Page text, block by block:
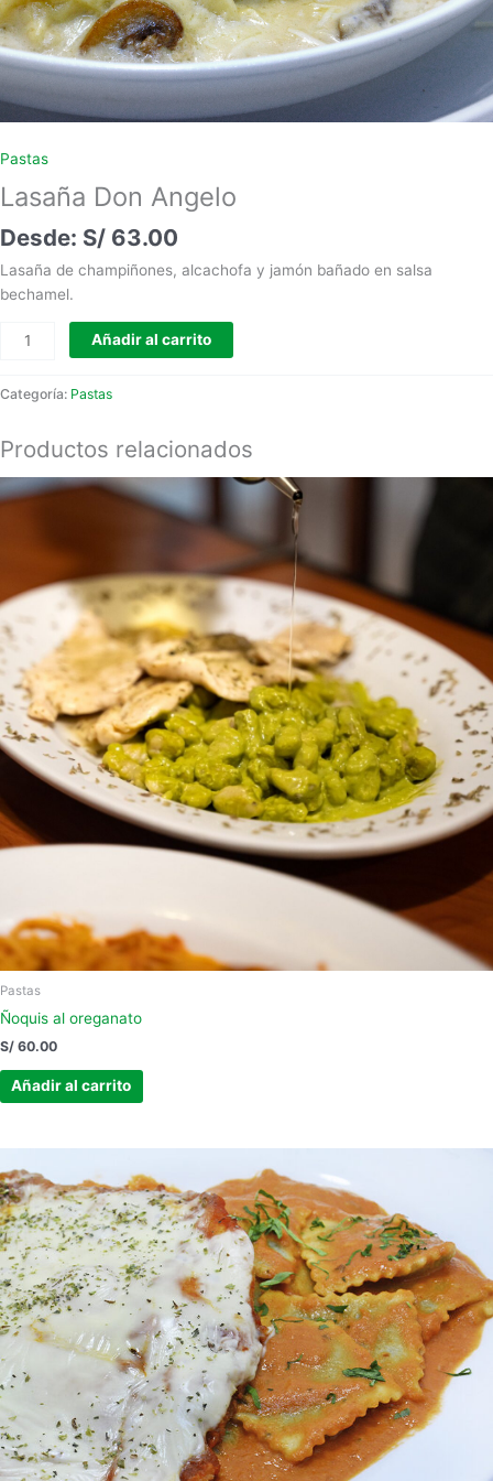
Pastas
Lasaña Don Angelo
S/ 63.00
Lasaña de champiñones, alcachofa y jamón bañado en salsa
bechamel.
Añadir al carrito
Categoría: Pastas
Productos relacionados
Pastas
Ñoquis al oreganato
S/ 60.00
Añadir al carrito